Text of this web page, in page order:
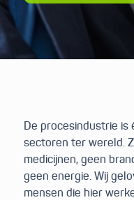
De procesindustrie is
sectoren ter wereld.
medicijnen, geen
geen energie. Wij
mensen die hier